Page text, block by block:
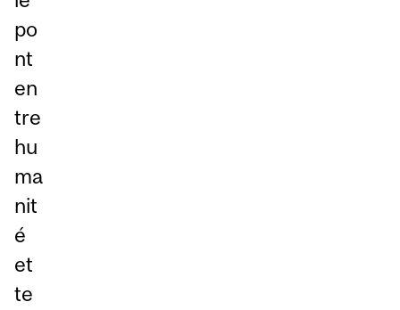
po
nt
en
tre
hu
ma
nit
é
et
te